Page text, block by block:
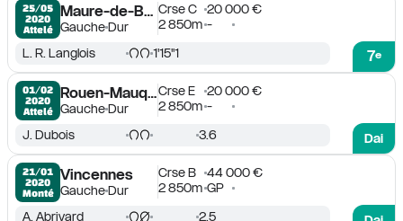
25/05
2020
Attelé
Maure-de-Bretagne
GaucheDur
Crse C
20 000 €
2 850m -
7e
L. R. Langlois 1'15''1
01/02
2020
Attelé
Rouen-Mauquenchy
GaucheDur
Crse E
20 000 €
2 850m -
Dai
J. Dubois 3.6
21/01
2020
Monté
Vincennes
GaucheDur
Crse B
44 000 €
2 850m GP
A. Abrivard 2.5